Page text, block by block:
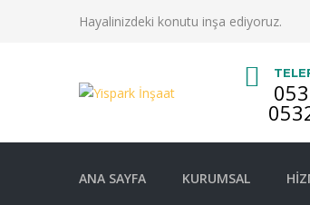
Hayalinizdeki konutu inşa ediyoruz.
ANA SAYFA KURUMSAL